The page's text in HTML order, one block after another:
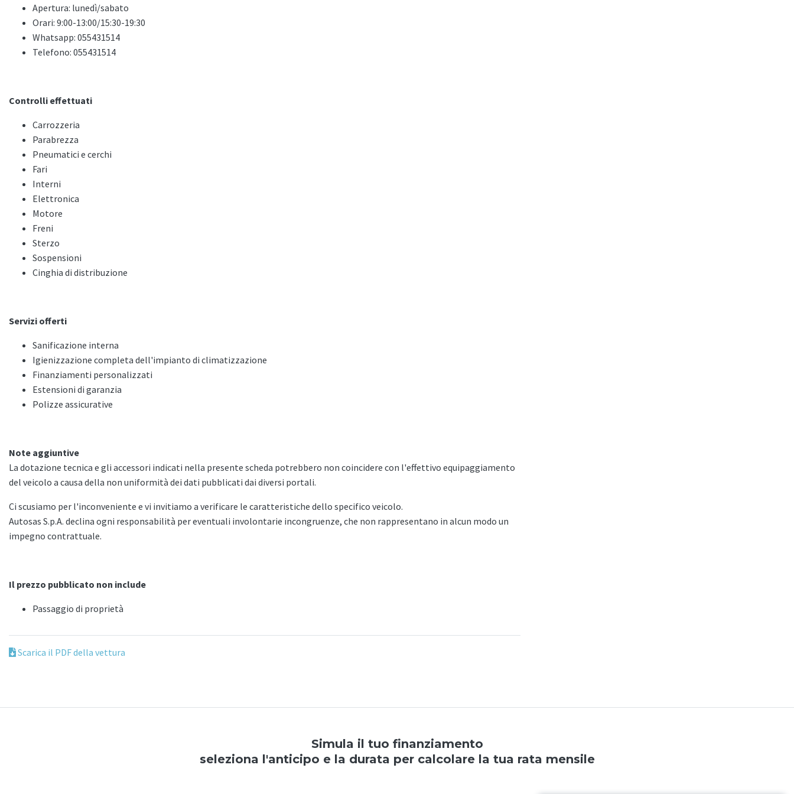
Apertura: lunedì/sabato
Orari: 9:00-13:00/15:30-19:30
Whatsapp: 055431514
Telefono: 055431514
Controlli effettuati
Carrozzeria
Parabrezza
Pneumatici e cerchi
Fari
Interni
Elettronica
Motore
Freni
Sterzo
Sospensioni
Cinghia di distribuzione
Servizi offerti
Sanificazione interna
Igienizzazione completa dell'impianto di climatizzazione
Finanziamenti personalizzati
Estensioni di garanzia
Polizze assicurative
Note aggiuntive
La dotazione tecnica e gli accessori indicati nella presente scheda potrebbero non coincidere con l'effettivo equipaggiamento
del veicolo a causa della non uniformità dei dati pubblicati dai diversi portali.
Ci scusiamo per l'inconveniente e vi invitiamo a verificare le caratteristiche dello specifico veicolo.
Autosas S.p.A. declina ogni responsabilità per eventuali involontarie incongruenze, che non rappresentano in alcun modo un
impegno contrattuale.
Il prezzo pubblicato non include
Passaggio di proprietà
Scarica il PDF della vettura
Simula il tuo finanziamento
seleziona l'anticipo e la durata per calcolare la tua rata mensile